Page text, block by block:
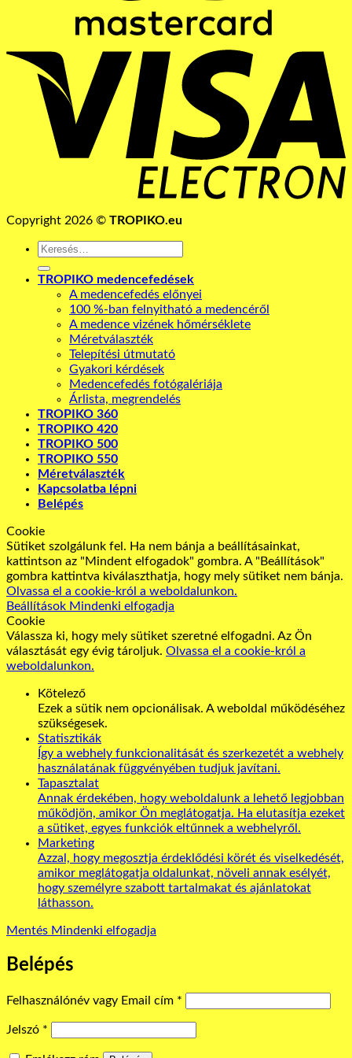
Copyright 2026 © TROPIKO.eu
Keresés
következőre:
TROPIKO medencefedések
A medencefedés előnyei
100 %-ban felnyitható a medencéről
A medence vizének hőmérséklete
Méretválaszték
Telepítési útmutató
Gyakori kérdések
Medencefedés fotógalériája
Árlista, megrendelés
TROPIKO 360
TROPIKO 420
TROPIKO 500
TROPIKO 550
Méretválaszték
Kapcsolatba lépni
Belépés
Cookie
Sütiket szolgálunk fel. Ha nem bánja a beállításainkat,
kattintson az "Mindent elfogadok" gombra. A "Beállítások"
gombra kattintva kiválaszthatja, hogy mely sütiket nem bánja.
Olvassa el a cookie-król a weboldalunkon.
Beállítások Mindenki elfogadja
Cookie
Válassza ki, hogy mely sütiket szeretné elfogadni. Az Ön
választását egy évig tároljuk. Olvassa el a cookie-król a
weboldalunkon.
Kötelező
Ezek a sütik nem opcionálisak. A weboldal működéséhez
szükségesek.
Statisztikák
Így a webhely funkcionalitását és szerkezetét a webhely
használatának függvényében tudjuk javítani.
Tapasztalat
Annak érdekében, hogy weboldalunk a lehető legjobban
működjön, amikor Ön meglátogatja. Ha elutasítja ezeket
a sütiket, egyes funkciók eltűnnek a webhelyről.
Marketing
Azzal, hogy megosztja érdeklődési körét és viselkedését,
amikor meglátogatja oldalunkat, növeli annak esélyét,
hogy személyre szabott tartalmakat és ajánlatokat
láthasson.
Mentés Mindenki elfogadja
Belépés
Felhasználónév vagy Email cím *
Jelszó *